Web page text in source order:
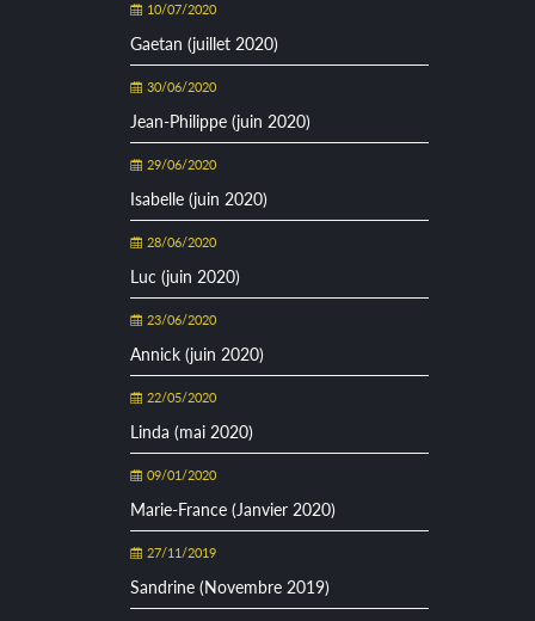
10/07/2020
Gaetan (juillet 2020)
30/06/2020
Jean-Philippe (juin 2020)
29/06/2020
Isabelle (juin 2020)
28/06/2020
Luc (juin 2020)
23/06/2020
Annick (juin 2020)
22/05/2020
Linda (mai 2020)
09/01/2020
Marie-France (Janvier 2020)
27/11/2019
Sandrine (Novembre 2019)